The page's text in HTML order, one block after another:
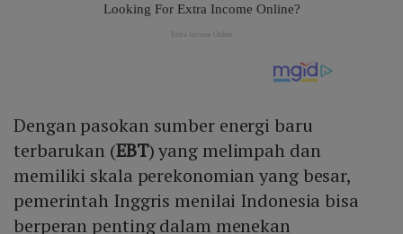
Dengan pasokan sumber energi baru
terbarukan (EBT) yang melimpah dan
memiliki skala perekonomian yang besar,
pemerintah Inggris menilai Indonesia bisa
berperan penting dalam menekan